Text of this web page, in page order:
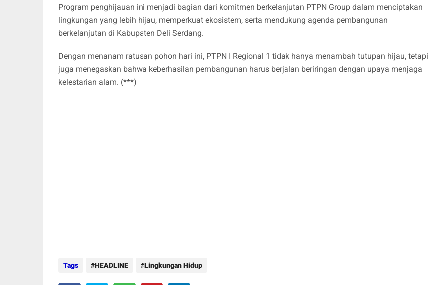
Program penghijauan ini menjadi bagian dari komitmen berkelanjutan PTPN Group dalam menciptakan
lingkungan yang lebih hijau, memperkuat ekosistem, serta mendukung agenda pembangunan
berkelanjutan di Kabupaten Deli Serdang.
Dengan menanam ratusan pohon hari ini, PTPN I Regional 1 tidak hanya menambah tutupan hijau, tetapi
juga menegaskan bahwa keberhasilan pembangunan harus berjalan beriringan dengan upaya menjaga
kelestarian alam. (***)
Tags HEADLINE Lingkungan Hidup